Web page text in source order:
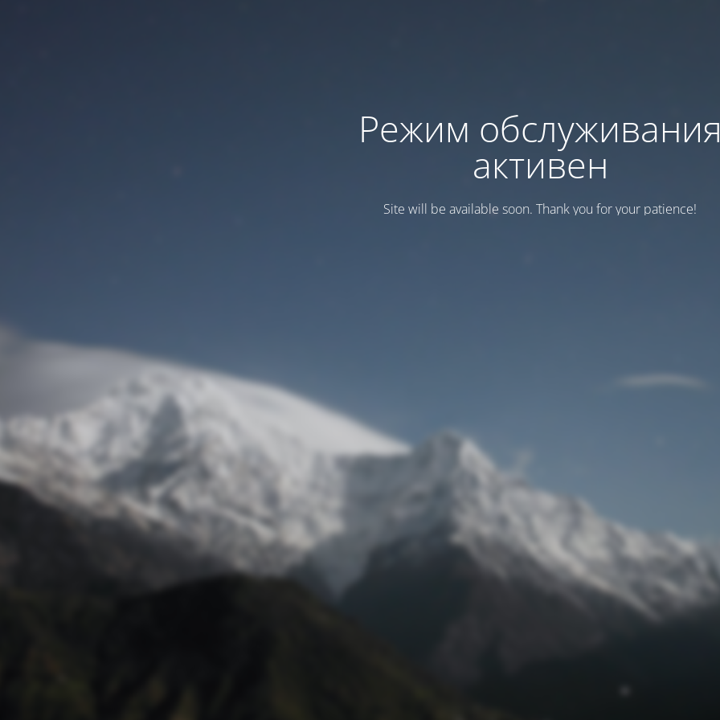
Режим
активен
Site will be available soon. Thank you for your patience!